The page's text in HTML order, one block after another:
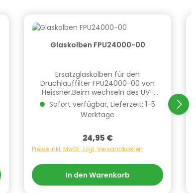
Glaskolben FPU24000-00
Ersatzglaskolben für den
Druchlauffilter FPU24000-00 von
Heissner.Beim wechseln des UV-
Glaskolbens den UVC Klärer vom Netz
nehmen.Zum Herausnehmen
Handschuhe anziehen. Informationen
Verantwortliche Person: CF Group
Deutschland GmbH, Bahnhofstraße
68, 73240 Wendlingen, DE,
info.de@cf.group, +4970244048100
Gefahrstoffhinweise (falls
Sofort verfügbar, Lieferzeit: 1-5
Werktage
Regulärer Preis:
24,95 €
Preise inkl. MwSt. zzgl. Versandkosten
In den Warenkorb